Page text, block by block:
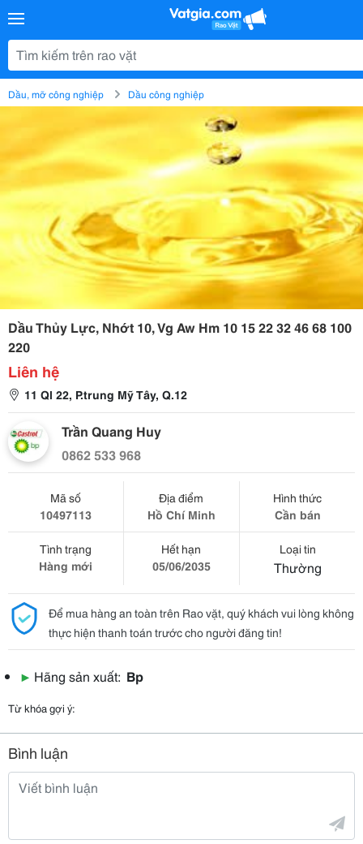
Dầu, mỡ công nghiệp Dầu công nghiệp
Dầu Thủy Lực, Nhớt 10, Vg Aw Hm 10 15 22 32 46 68 100
220
Liên hệ
11 Ql 22, P.trung Mỹ Tây, Q.12
Trần Quang Huy
0862 533 968
Mã số
10497113
Địa điểm
Hồ Chí Minh
Hình thức
Cần bán
Tình trạng
Hàng mới
Hết hạn
05/06/2035
Loại tin
Thường
Để mua hàng an toàn trên Rao vặt, quý khách vui lòng không
thực hiện thanh toán trước cho người đăng tin!
▶ Hãng sản xuất: Bp
Từ khóa gợi ý:
Bình luận